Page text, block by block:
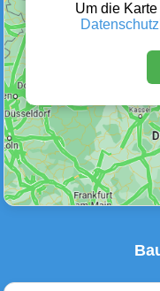
Um die